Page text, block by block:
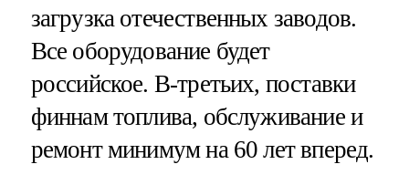
загрузка отечественных заводов.
Все оборудование будет
российское. В-третьих, поставки
финнам топлива, обслуживание и
ремонт минимум на 60 лет вперед.